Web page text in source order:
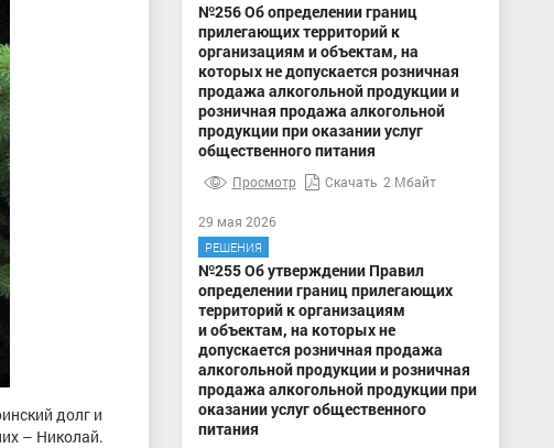
долг и
– Николай.
№256 Об определении границ
прилегающих территорий к
организациям и объектам, на
которых не допускается розничная
продажа алкогольной продукции и
розничная продажа алкогольной
продукции при оказании услуг
общественного питания
Просмотр Скачать 2 Мбайт
29 мая 2026
РЕШЕНИЯ
№255 Об утверждении Правил
определении границ прилегающих
территорий к организациям
и объектам, на которых не
допускается розничная продажа
алкогольной продукции и розничная
продажа алкогольной продукции при
оказании услуг общественного
питания